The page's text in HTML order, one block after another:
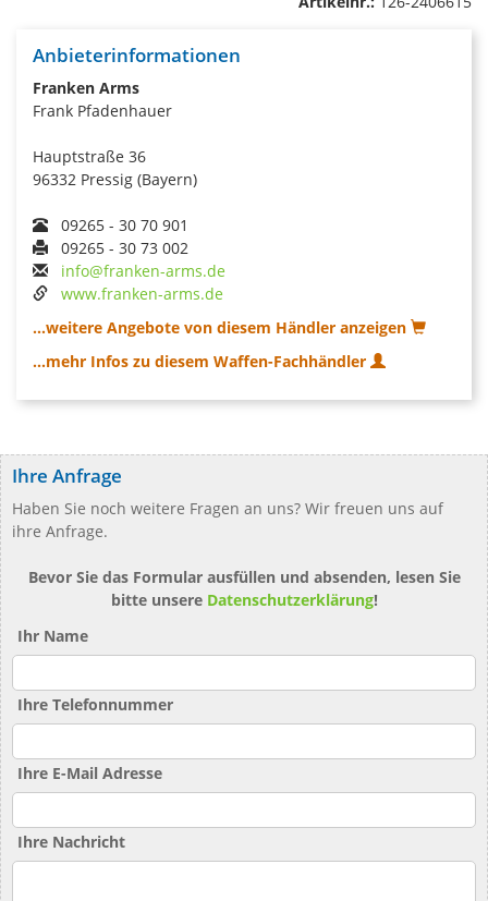
Anbieterinformationen
Franken Arms
Frank Pfadenhauer
Hauptstraße 36
96332 Pressig (Bayern)
09265 - 30 70 901
09265 - 30 73 002
info@franken-arms.de
www.franken-arms.de
...weitere Angebote von diesem Händler anzeigen
...mehr Infos zu diesem Waffen-Fachhändler
Ihre Anfrage
Haben Sie noch weitere Fragen an uns? Wir freuen uns auf
ihre Anfrage.
Bevor Sie das Formular ausfüllen und absenden, lesen Sie
bitte unsere Datenschutzerklärung!
Ihr Name
Ihre Telefonnummer
Ihre E-Mail Adresse
Ihre Nachricht